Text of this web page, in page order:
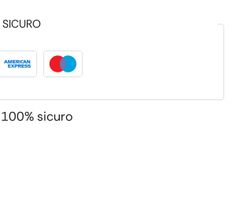
SICURO
100% sicuro